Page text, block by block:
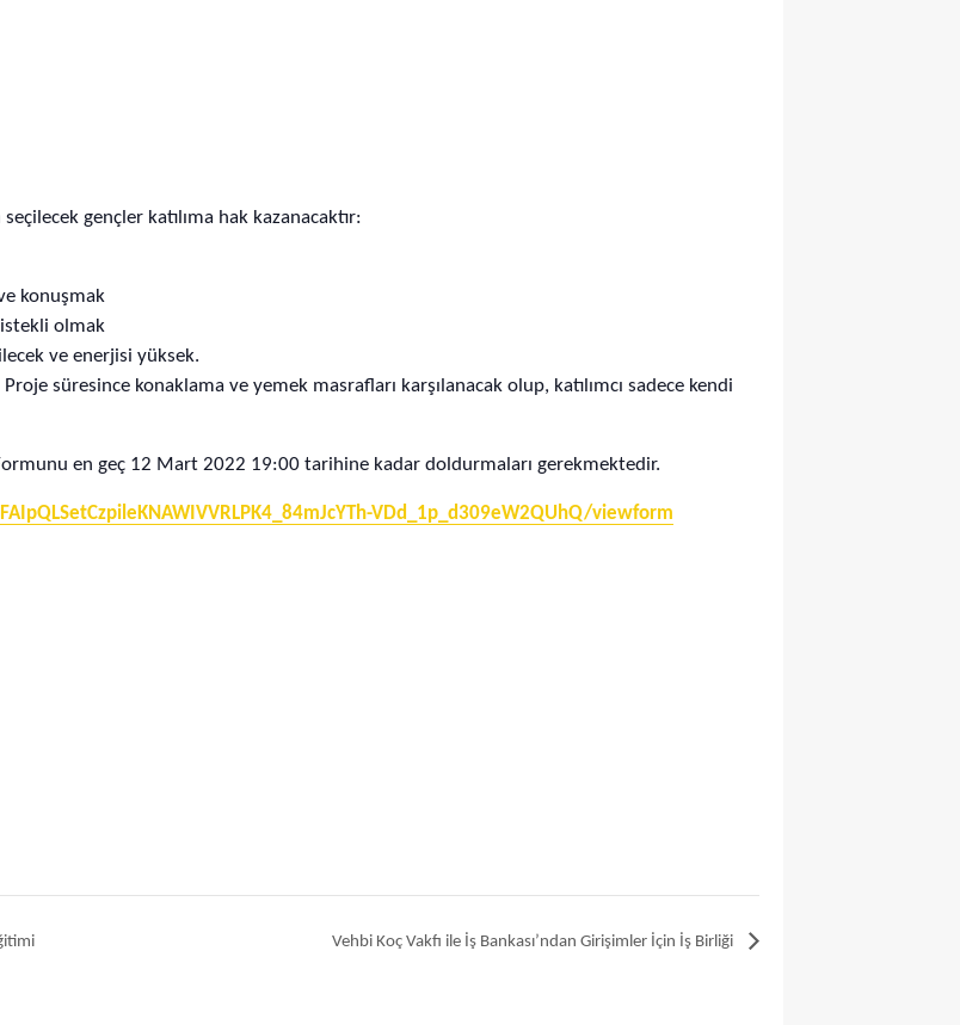
gençler katılıma hak kazanacaktır:
konuşmak
olmak
ve enerjisi yüksek.
Proje süresince konaklama ve yemek masrafları karşılanacak olup, katılımcı sadece kendi
Formunu en geç 12 Mart 2022 19:00 tarihine kadar doldurmaları gerekmektedir.
VDd_1p_d309eW2QUhQ/viewform
Vehbi Koç Vakfı ile İş Bankası’ndan Girişimler İçin İş Birliği